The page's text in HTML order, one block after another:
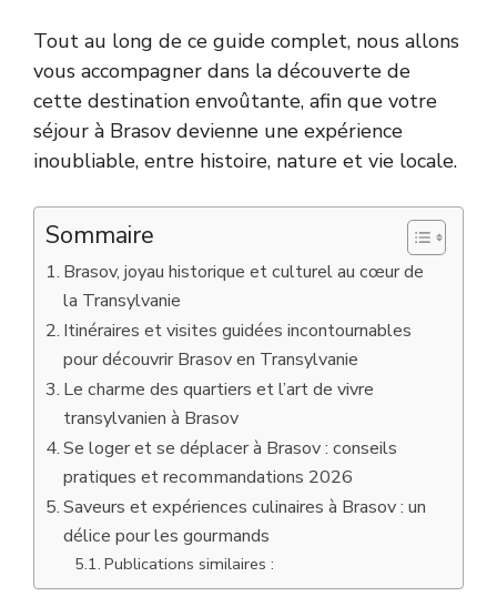
Tout au long de ce guide complet, nous allons
vous accompagner dans la découverte de
cette destination envoûtante, afin que votre
séjour à Brasov devienne une expérience
inoubliable, entre histoire, nature et vie locale.
Sommaire
Brasov, joyau historique et culturel au cœur de
la Transylvanie
Itinéraires et visites guidées incontournables
pour découvrir Brasov en Transylvanie
Le charme des quartiers et l’art de vivre
transylvanien à Brasov
Se loger et se déplacer à Brasov : conseils
pratiques et recommandations 2026
Saveurs et expériences culinaires à Brasov : un
délice pour les gourmands
Publications similaires :